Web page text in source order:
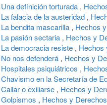
Una definición torturada ,
La falacia de la austeridad ,
La bendita mascarilla , Hechos
La pasión sectaria , Hechos y
La democracia resiste , Hechos
No nos defenderá , Hechos y
Hospitales psiquiátricos ,
Chavismo en la Secretaría de
Callar o exiliarse , Hechos y
Golpismos , Hechos y